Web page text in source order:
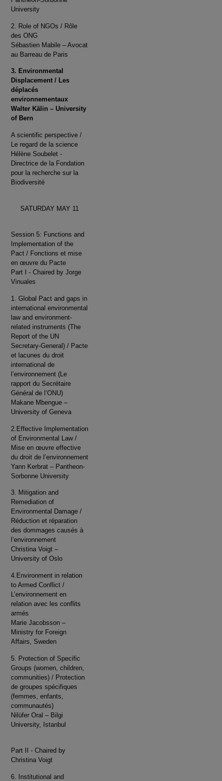
University
2. Role of NGOs / Rôle
des ONG
Sébastien Mabile – Avocat
au Barreau de Paris
3. Environmental
Displacement / Les
déplacés
environnementaux
Walter Kälin – University
of Bern
A scientific perspective /
Le regard de la science
Hélène Soubelet -
Directrice de la Fondation
pour la recherche sur la
Biodiversité
SATURDAY MAY 11
Session 5: Functions and
Implementation of the
Pact / Fonctions et mise
en œuvre du Pacte
Part I - Chaired by Jorge
Vinuales
1. Global Pact and gaps in
international environmental
law and environment-
related instruments (The
Report of the UN
Secretary-General) / Pacte
et lacunes du droit
international de
l’environnement (Le
rapport du Secrétaire
Général de l’ONU)
Makane Mbengue –
University of Geneva
2.Effective Implementation
of Environmental Law /
Mise en œuvre effective
du droit de l’environnement
Yann Kerbrat – Pantheon-
Sorbonne University
3. Mitigation and
Remediation of
Environmental Damage /
Réduction et réparation
des dommages causés à
l’environnement
Christina Voigt –
University of Oslo
4.Environment in relation
to Armed Conflict /
L’environnement en
relation avec les conflits
armés
Marie Jacobsson –
Ministry for Foreign
Affairs, Sweden
5. Protection of Specific
Groups (women, children,
communities) / Protection
de groupes spécifiques
(femmes, enfants,
communautés)
Nilüfer Oral – Bilgi
University, Istanbul
Part II - Chaired by
Christina Voigt
6. Institutional and